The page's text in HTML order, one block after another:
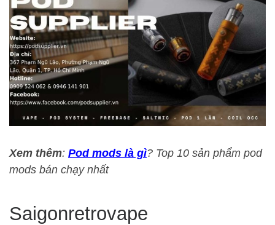
Xem thêm: Pod mods là gì? Top 10 sản phẩm pod
mods bán chạy nhất
Saigonretrovape